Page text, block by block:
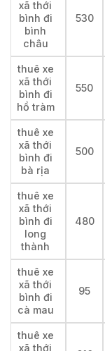
xã thới
bình đi
bình
châu
530
thuê xe
xã thới
bình đi
hồ tràm
550
thuê xe
xã thới
bình đi
bà rịa
500
thuê xe
xã thới
bình đi
long
thành
480
thuê xe
xã thới
bình đi
cà mau
95
thuê xe
xã thới